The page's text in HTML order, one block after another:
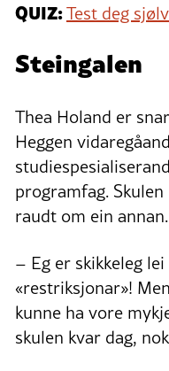
QUIZ:Test deg
Steingalen
Thea Holand er
Heggen
programfag.
raudt om ein annan.
– Eg er skikkeleg
«restriksjonar»!
kunne ha vore
skulen kvar dag,